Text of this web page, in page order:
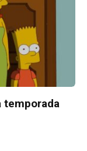
temporada